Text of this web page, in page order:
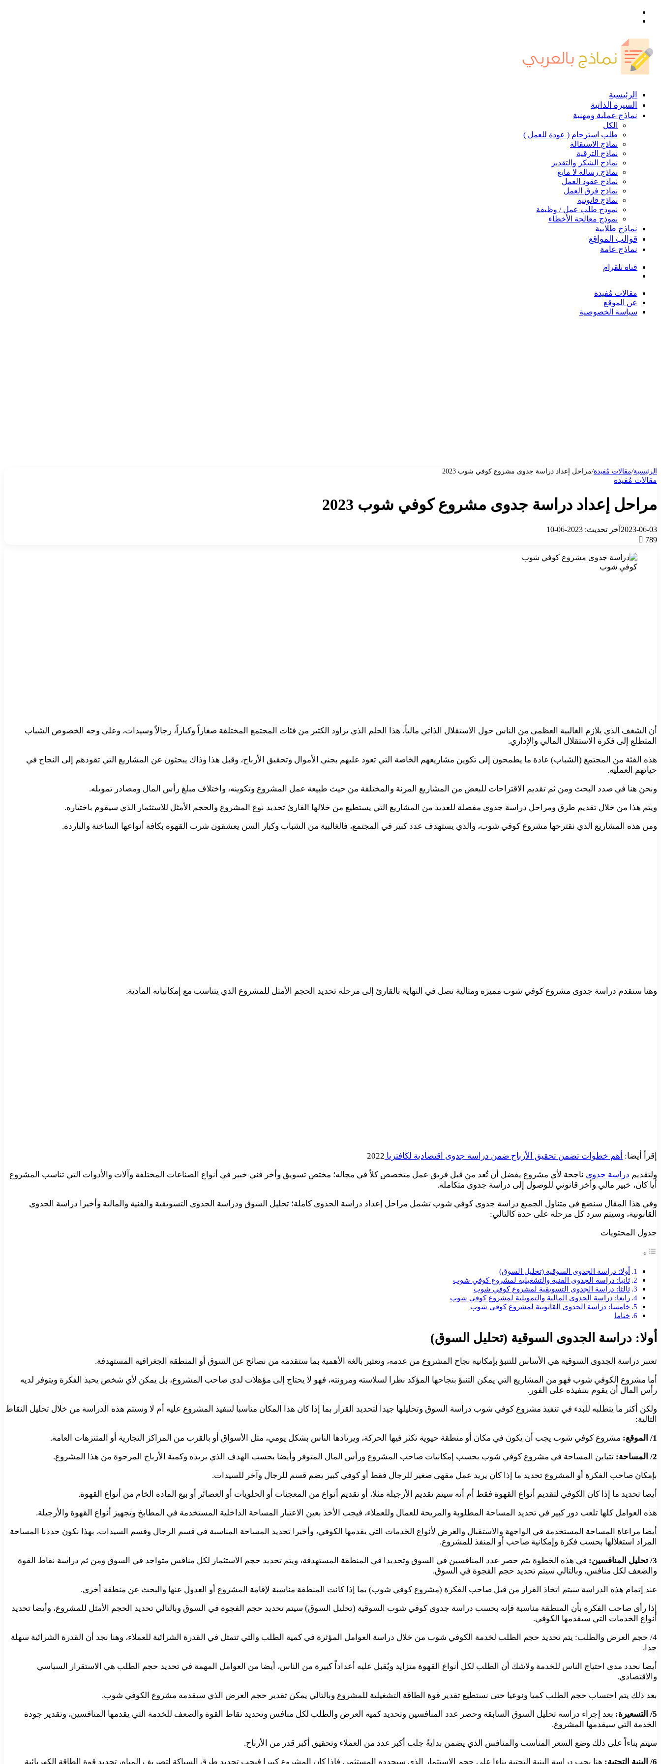
الرئيسية
السيرة الذاتية
نماذج عملية ومهنية
الكل
طلب استرحام ( عودة للعمل )
نماذج الاستقالة
نماذج الترقية
نماذج الشكر والتقدير
نماذج رسالة لا مانع
نماذج عقود العمل
نماذج فرق العمل
نماذج قانونية
نموذج طلب عمل / وظيفة
نموذج معالجة الأخطاء
نماذج طلابية
قوالب المواقع
نماذج عامة
قناة تلقرام
مقالات مُفيدة
عن الموقع
سياسة الخصوصية
الرئيسية/مقالات مُفيدة/مراحل إعداد دراسة جدوى مشروع كوفي شوب 2023
مقالات مُفيدة
مراحل إعداد دراسة جدوى مشروع كوفي شوب 2023
2023-06-03 آخر تحديث: 2023-06-10
789
كوفي شوب
أن الشغف الذي يلازم الغالبية العظمى من الناس حول الاستقلال الذاتي مالياً، هذا الحلم الذي يراود الكثير من فئات المجتمع المختلفة صغاراً وكباراً، رجالاً وسيدات، وعلى وجه الخصوص الشباب
المتطلع إلى فكرة الاستقلال المالي والإداري.
هذه الفئة من المجتمع (الشباب) عادة ما يطمحون إلى تكوين مشاريعهم الخاصة التي تعود عليهم بجني الأموال وتحقيق الأرباح، وقبل هذا وذاك يبحثون عن المشاريع التي تقودهم إلى النجاح في
حياتهم العملية.
ونحن هنا في صدد البحث ومن ثم تقديم الاقتراحات للبعض من المشاريع المرنة والمختلفة من حيث طبيعة عمل المشروع وتكوينه، واختلاف مبلغ رأس المال ومصادر تمويله.
ويتم هذا من خلال تقديم طرق ومراحل دراسة جدوى مفصلة للعديد من المشاريع التي يستطيع من خلالها القارئ تحديد نوع المشروع والحجم الأمثل للاستثمار الذي سيقوم باختياره.
ومن هذه المشاريع الذي نقترحها مشروع كوفي شوب، والذي يستهدف عدد كبير في المجتمع، فالغالبية من الشباب وكبار السن يعشقون شرب القهوة بكافة أنواعها الساخنة والباردة.
وهنا سنقدم دراسة جدوى مشروع كوفي شوب مميزه ومثالية تصل في النهاية بالقارئ إلى مرحلة تحديد الحجم الأمثل للمشروع الذي يتناسب مع إمكانياته المادية.
إقرأ أيضا: أهم خطوات تضمن تحقيق الأرباح ضمن دراسة جدوى اقتصادية لكافتريا 2022
ولتقديم دراسة جدوى ناجحة لأي مشروع يفضل أن تُعد من قبل فريق عمل متخصص كلاً في مجاله؛ مختص تسويق وأخر فني خبير في أنواع الصناعات المختلفة وآلات والأدوات التي تناسب المشروع
أيا كان، خبير مالي وأخر قانوني للوصول إلى دراسة جدوى متكاملة.
وفي هذا المقال سنضع في متناول الجميع دراسة جدوى كوفي شوب تشمل مراحل إعداد دراسة الجدوى كاملة؛ تحليل السوق ودراسة الجدوى التسويقية والفنية والمالية وأخيرا دراسة الجدوى
القانونية، وسيتم سرد كل مرحلة على حدة كالتالي:
جدول المحتويات
أولا: دراسة الجدوى السوقية (تحليل السوق)
ثانيا: دراسة الجدوى الفنية والتشغيلية لمشروع كوفي شوب
ثالثا: دراسة الجدوى التسويقية لمشروع كوفي شوب
رابعا: دراسة الجدوى المالية والتمويلية لمشروع كوفي شوب
خامسا: دراسة الجدوى القانونية لمشروع كوفي شوب
ختاما
أولا: دراسة الجدوى السوقية (تحليل السوق)
تعتبر دراسة الجدوى السوقية هي الأساس للتنبؤ بإمكانية نجاح المشروع من عدمه، وتعتبر بالغة الأهمية بما ستقدمه من نصائح عن السوق أو المنطقة الجغرافية المستهدفة.
أما مشروع الكوفي شوب فهو من المشاريع التي يمكن التنبؤ بنجاحها المؤكد نظرا لسلاسته ومرونته، فهو لا يحتاج إلى مؤهلات لدى صاحب المشروع، بل يمكن لأي شخص يحبذ الفكرة ويتوفر لديه
رأس المال أن يقوم بتنفيذه على الفور.
ولكن أكثر ما يتطلبه للبدء في تنفيذ مشروع كوفي شوب دراسة السوق وتحليلها جيدا لتحديد القرار بما إذا كان هذا المكان مناسبا لتنفيذ المشروع عليه أم لا وستتم هذه الدراسة من خلال تحليل النقاط
التالية:
1/ الموقع:
مشروع كوفي شوب يجب أن يكون في مكان أو منطقة حيوية تكثر فيها الحركة، ويرتادها الناس بشكل يومي، مثل الأسواق أو بالقرب من المراكز التجارية أو المتنزهات العامة.
2/ المساحة:
تتباين المساحة في مشروع كوفي شوب بحسب إمكانيات صاحب المشروع ورأس المال المتوفر وأيضا بحسب الهدف الذي يريده وكمية الأرباح المرجوة من هذا المشروع.
بإمكان صاحب الفكرة أو المشروع تحديد ما إذا كان يريد عمل مقهى صغير للرجال فقط أو كوفي كبير يضم قسم للرجال وآخر للسيدات.
أيضا تحديد ما إذا كان الكوفي لتقديم أنواع القهوة فقط أم أنه سيتم تقديم الأرجيلة مثلا، أو تقديم أنواع من المعجنات أو الحلويات أو العصائر أو بيع المادة الخام من أنواع القهوة.
هذه العوامل كلها تلعب دور كبير في تحديد المساحة المطلوبة والمريحة للعمال وللعملاء، فيجب الأخذ بعين الاعتبار المساحة الداخلية المستخدمة في المطابخ وتجهيز أنواع القهوة والأرجيلة.
أيضا مراعاة المساحة المستخدمة في الواجهة والاستقبال والعرض لأنواع الخدمات التي يقدمها الكوفي، وأخيرا تحديد المساحة المناسبة في قسم الرجال وقسم السيدات، بهذا نكون حددنا المساحة
المراد استغلالها بحسب فكرة وإمكانية صاحب أو المنفذ للمشروع.
3/ تحليل المنافسين:
في هذه الخطوة يتم حصر عدد المنافسين في السوق وتحديدا في المنطقة المستهدفة، ويتم تحديد حجم الاستثمار لكل منافس متواجد في السوق ومن ثم دراسة نقاط القوة
والضعف لكل منافس، وبالتالي سيتم تحديد حجم الفجوة في السوق.
عند إتمام هذه الدراسة سيتم اتخاذ القرار من قبل صاحب الفكرة (مشروع كوفي شوب) بما إذا كانت المنطقة مناسبة لإقامة المشروع أو العدول عنها والبحث عن منطقة أخرى.
إذا رأى صاحب الفكرة بأن المنطقة مناسبة فإنه بحسب دراسة جدوى كوفي شوب السوقية (تحليل السوق) سيتم تحديد حجم الفجوة في السوق وبالتالي تحديد الحجم الأمثل للمشروع، وأيضا تحديد
أنواع الخدمات التي سيقدمها الكوفي.
4/ حجم العرض والطلب: يتم تحديد حجم الطلب لخدمة الكوفي شوب من خلال دراسة العوامل المؤثرة في كمية الطلب والتي تتمثل في القدرة الشرائية للعملاء، وهنا نجد أن القدرة الشرائية سهلة
جدا.
أيضا نحدد مدى احتياج الناس للخدمة ولاشك أن الطلب لكل أنواع القهوة متزايد ويُقبل عليه أعداداً كبيرة من الناس، أيضا من العوامل المهمة في تحديد حجم الطلب هي الاستقرار السياسي
والاقتصادي.
بعد ذلك يتم احتساب حجم الطلب كميا ونوعيا حتى نستطيع تقدير قوة الطاقة التشغيلية للمشروع وبالتالي يمكن تقدير حجم العرض الذي سيقدمه مشروع الكوفي شوب.
5/ التسعيرة:
بعد إجراء دراسة تحليل السوق السابقة وحصر عدد المنافسين وتحديد كمية العرض والطلب لكل منافس وتحديد نقاط القوة والضعف للخدمة التي يقدمها المنافسين، وتقدير جودة
الخدمة التي سيقدمها المشروع.
سيتم بناءاً على ذلك وضع السعر المناسب والمنافس الذي يضمن بدايةً جلب أكبر عدد من العملاء وتحقيق أكبر قدر من الأرباح.
6/ البنية التحتية:
هنا يجب دراسة البنية التحتية بناءا على حجم الاستثمار الذي سيحدده المستثمر، فإذا كان المشروع كبيرا فيجب تحديد طرق السباكة لتصريف المياه، تحديد قوة الطاقة الكهربائية